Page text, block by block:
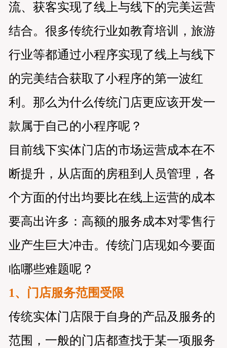
流、获客实现了线上与线下的完美运营
结合。很多传统行业如教育培训，旅游
行业等都通过小程序实现了线上与线下
的完美结合获取了小程序的第一波红
利。那么为什么传统门店更应该开发一
款属于自己的小程序呢？
目前线下实体门店的市场运营成本在不
断提升，从店面的房租到人员管理，各
个方面的付出均要比在线上运营的成本
要高出许多：高额的服务成本对零售行
业产生巨大冲击。传统门店现如今要面
临哪些难题呢？
1、门店服务范围受限
传统实体门店限于自身的产品及服务的
范围，一般的门店都查找于某一项服务